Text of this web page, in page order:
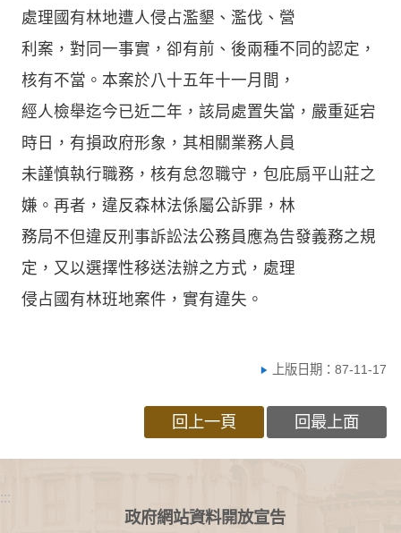
處理國有林地遭人侵占濫墾、濫伐、營
利案，對同一事實，卻有前、後兩種不同的認定，
核有不當。本案於八十五年十一月間，
經人檢舉迄今已近二年，該局處置失當，嚴重延宕
時日，有損政府形象，其相關業務人員
未謹慎執行職務，核有怠忽職守，包庇扇平山莊之
嫌。再者，違反森林法係屬公訴罪，林
務局不但違反刑事訴訟法公務員應為告發義務之規
定，又以選擇性移送法辦之方式，處理
侵占國有林班地案件，實有違失。
上版日期：87-11-17
回上一頁 回最上面
:::
政府網站資料開放宣告